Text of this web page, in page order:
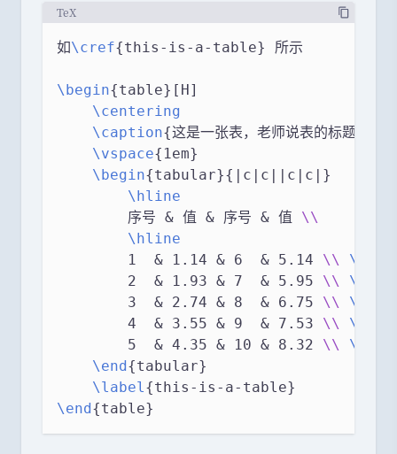
TeX
如\cref{this-is-a-table} 所示
\begin{table}[H]
\centering
\caption{这是一张表，老师说表的标题放上
\vspace{1em}
\begin{tabular}{|c|c||c|c|}
\hline
        序号 & 值 & 序号 & 值
\\
\hline
        1  & 1.14 & 6  & 5.14
\\
        2  & 1.93 & 7  & 5.95
\\
        3  & 2.74 & 8  & 6.75
\\
        4  & 3.55 & 9  & 7.53
\\
        5  & 4.35 & 10 & 8.32
\\
\end{tabular}
\label{this-is-a-table}
\end{table}